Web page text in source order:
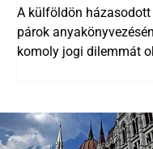
A külföldön
párok
komoly jogi dilemmát
egyértelműen tiltja a
elismerését. Közben az